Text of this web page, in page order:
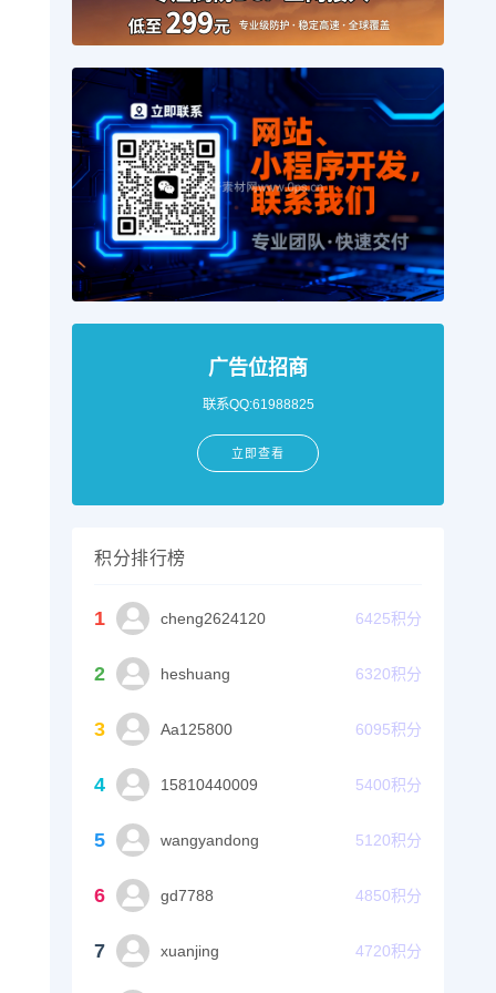
广告位招商
联系QQ:61988825
立即查看
积分排行榜
1 cheng2624120 6425积分
2 heshuang 6320积分
3 Aa125800 6095积分
4 15810440009 5400积分
5 wangyandong 5120积分
6 gd7788 4850积分
7 xuanjing 4720积分